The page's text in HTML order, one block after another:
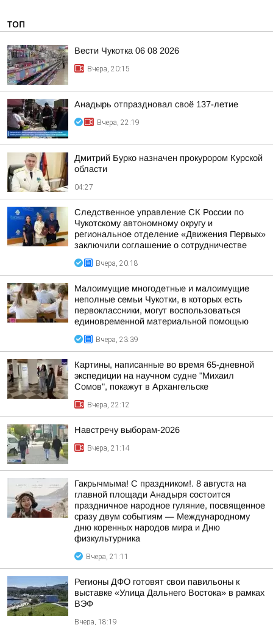
ТОП
Вести Чукотка 06 08 2026
Вчера, 20:15
Анадырь отпраздновал своё 137-летие
Вчера, 22:19
Дмитрий Бурко назначен прокурором Курской
области
04:27
Следственное управление СК России по
Чукотскому автономному округу и
региональное отделение «Движения Первых»
заключили соглашение о сотрудничестве
Вчера, 20:18
Малоимущие многодетные и малоимущие
неполные семьи Чукотки, в которых есть
первоклассники, могут воспользоваться
единовременной материальной помощью
Вчера, 23:39
Картины, написанные во время 65-дневной
экспедиции на научном судне "Михаил
Сомов", покажут в Архангельске
Вчера, 22:12
Навстречу выборам-2026
Вчера, 21:14
Гакрычмыма! С праздником!. 8 августа на
главной площади Анадыря состоится
праздничное народное гуляние, посвященное
сразу двум событиям — Международному
дню коренных народов мира и Дню
физкультурника
Вчера, 21:11
Регионы ДФО готовят свои павильоны к
выставке «Улица Дальнего Востока» в рамках
ВЭФ
Вчера, 18:19